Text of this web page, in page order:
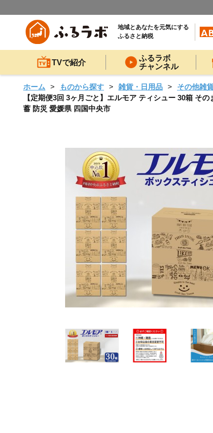
地域とあなたを元気にする
ふるさと納税
TVで紹介
ふるラボ
チャンネル
ホーム ものから探す 雑貨・日用品
その他雑
【定期便3回 3ヶ月ごと】エルモア ティシュー 30箱 そ
蓄 防災 愛媛県 四国中央市